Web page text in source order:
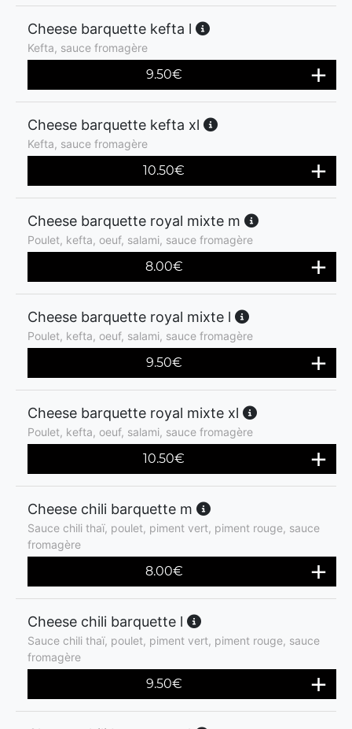
Cheese barquette kefta l
Kefta, sauce fromagère
9.50€
Cheese barquette kefta xl
Kefta, sauce fromagère
10.50€
Cheese barquette royal mixte m
Poulet, kefta, oeuf, salami, sauce fromagère
8.00€
Cheese barquette royal mixte l
Poulet, kefta, oeuf, salami, sauce fromagère
9.50€
Cheese barquette royal mixte xl
Poulet, kefta, oeuf, salami, sauce fromagère
10.50€
Cheese chili barquette m
Sauce chili thaï, poulet, piment vert, piment rouge, sauce
fromagère
8.00€
Cheese chili barquette l
Sauce chili thaï, poulet, piment vert, piment rouge, sauce
fromagère
9.50€